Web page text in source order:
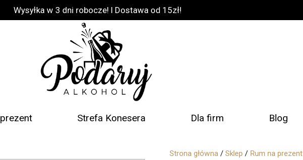
Wysyłka w 3 dni robocze! l Dostawa od 15zł!
Strefa Konesera Dla firm Blog
Strona główna / Sklep / Rum na prezent